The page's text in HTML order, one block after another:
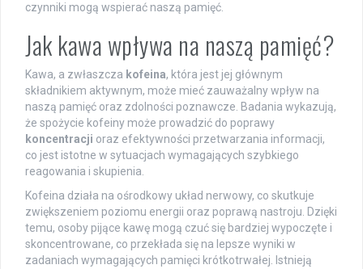
czynniki mogą wspierać naszą pamięć.
Jak kawa wpływa na naszą pamięć?
Kawa, a zwłaszcza kofeina, która jest jej głównym
składnikiem aktywnym, może mieć zauważalny wpływ na
naszą pamięć oraz zdolności poznawcze. Badania wykazują,
że spożycie kofeiny może prowadzić do poprawy
koncentracji oraz efektywności przetwarzania informacji,
co jest istotne w sytuacjach wymagających szybkiego
reagowania i skupienia.
Kofeina działa na ośrodkowy układ nerwowy, co skutkuje
zwiększeniem poziomu energii oraz poprawą nastroju. Dzięki
temu, osoby pijące kawę mogą czuć się bardziej wypoczęte i
skoncentrowane, co przekłada się na lepsze wyniki w
zadaniach wymagających pamięci krótkotrwałej. Istnieją